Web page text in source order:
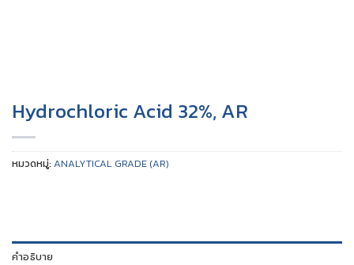
Hydrochloric Acid 32%, AR
หมวดหมู่: ANALYTICAL GRADE (AR)
คำอธิบาย